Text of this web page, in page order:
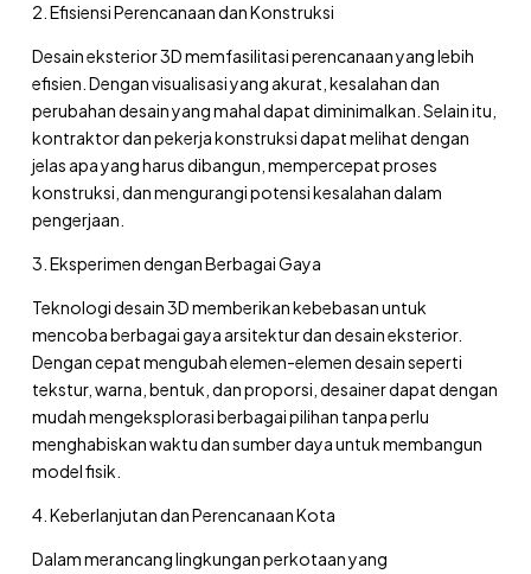
2. Efisiensi Perencanaan dan Konstruksi
Desain eksterior 3D memfasilitasi perencanaan yang lebih
efisien. Dengan visualisasi yang akurat, kesalahan dan
perubahan desain yang mahal dapat diminimalkan. Selain itu,
kontraktor dan pekerja konstruksi dapat melihat dengan
jelas apa yang harus dibangun, mempercepat proses
konstruksi, dan mengurangi potensi kesalahan dalam
pengerjaan.
3. Eksperimen dengan Berbagai Gaya
Teknologi desain 3D memberikan kebebasan untuk
mencoba berbagai gaya arsitektur dan desain eksterior.
Dengan cepat mengubah elemen-elemen desain seperti
tekstur, warna, bentuk, dan proporsi, desainer dapat dengan
mudah mengeksplorasi berbagai pilihan tanpa perlu
menghabiskan waktu dan sumber daya untuk membangun
model fisik.
4. Keberlanjutan dan Perencanaan Kota
Dalam merancang lingkungan perkotaan yang